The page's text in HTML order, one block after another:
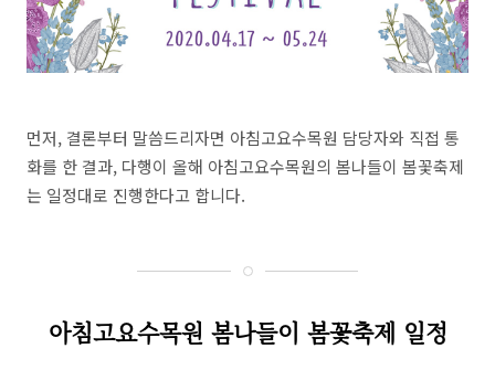
먼저, 결론부터 말씀드리자면 아침고요수목원 담당자와 직접 통
화를 한 결과, 다행이 올해 아침고요수목원의 봄나들이 봄꽃축제
는 일정대로 진행한다고 합니다.
아침고요수목원 봄나들이 봄꽃축제 일정